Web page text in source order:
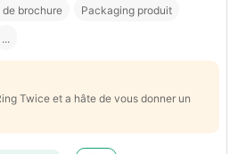
de brochure Packaging produit
...
Twice et a hâte de vous donner un